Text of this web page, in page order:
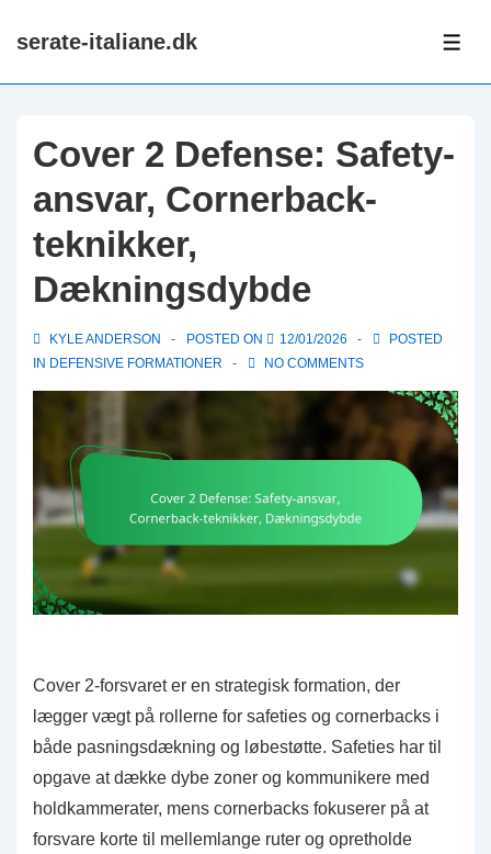
Skipserate-italiane.dk
Cover 2 Defense: Safety-
ansvar, Cornerback-
teknikker,
Dækningsdybde
KYLE ANDERSON POSTED ON 12/01/2026
POSTED
IN DEFENSIVE FORMATIONER NO COMMENTS
Cover 2-forsvaret er en strategisk formation, der
lægger vægt på rollerne for safeties og cornerbacks i
både pasningsdækning og løbestøtte. Safeties har til
opgave at dække dybe zoner og kommunikere med
holdkammerater, mens cornerbacks fokuserer på at
forsvare korte til mellemlange ruter og opretholde